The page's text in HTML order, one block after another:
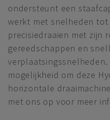
ondersteunt een
werkt met snelheden
precisiedraaien met zijn
gereedschappen en
verplaatsingssnelheden.
mogelijkheid om deze
horizontale
met ons op voor meer